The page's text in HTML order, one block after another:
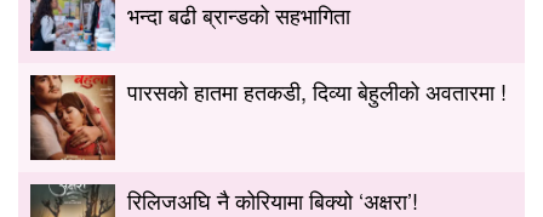
भन्दा बढी ब्रान्डको सहभागिता
पारसको हातमा हतकडी, दिव्या बेहुलीको अवतारमा !
रिलिजअघि नै कोरियामा बिक्यो ‘अक्षरा’!